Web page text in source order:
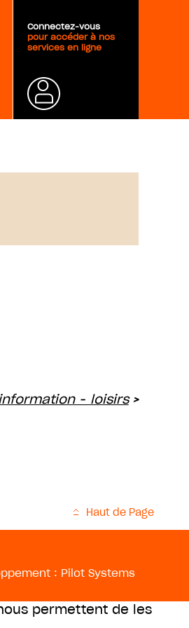
Connectez-vous
pour accéder à nos
services en ligne
- loisirs>
Haut de Page
: Pilot Systems
permettent de les